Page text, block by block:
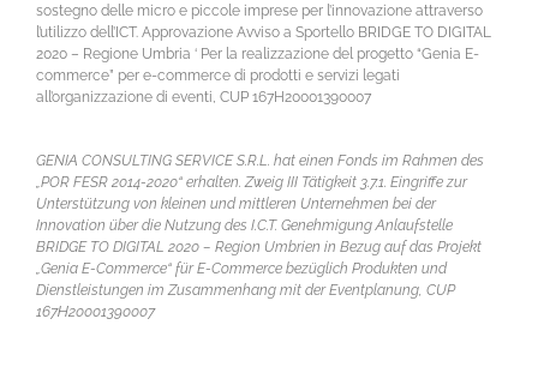
sostegno delle micro e piccole imprese per l’innovazione attraverso
l’utilizzo dell’ICT. Approvazione Avviso a Sportello BRIDGE TO DIGITAL
2020 – Regione Umbria ‘ Per la realizzazione del progetto “Genia E-
commerce” per e-commerce di prodotti e servizi legati
all’organizzazione di eventi, CUP 167H20001390007
GENIA CONSULTING SERVICE S.R.L. hat einen Fonds im Rahmen des
„POR FESR 2014-2020“ erhalten. Zweig III Tätigkeit 3.7.1. Eingriffe zur
Unterstützung von kleinen und mittleren Unternehmen bei der
Innovation über die Nutzung des I.C.T. Genehmigung Anlaufstelle
BRIDGE TO DIGITAL 2020 – Region Umbrien in Bezug auf das Projekt
„Genia E-Commerce“ für E-Commerce bezüglich Produkten und
Dienstleistungen im Zusammenhang mit der Eventplanung, CUP
167H20001390007